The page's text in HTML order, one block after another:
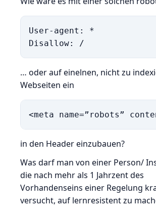
User-agent: *
Disallow: /
… oder auf einelnen, nicht zu
Webseiten ein
<meta name=”robots”
in den Header einzubauen?
Was darf man von einer Person/
die nach mehr als 1 Jahrzent des
Vorhandenseins einer Regelung
versucht, auf lernresistent zu